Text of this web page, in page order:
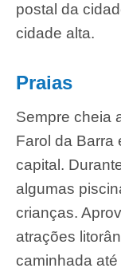
postal da
cidade alta.
Praias
Sempre cheia
Farol da Barra
capital.
algumas
crianças.
atrações
caminhada